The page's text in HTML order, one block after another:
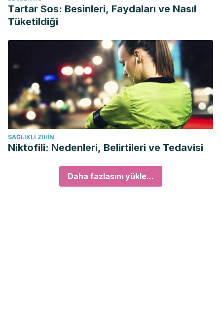
Tartar Sos: Besinleri, Faydaları ve Nasıl
Tüketildiği
SAĞLIKLI ZIHIN
Niktofili: Nedenleri, Belirtileri ve Tedavisi
Daha fazlasını yükle...